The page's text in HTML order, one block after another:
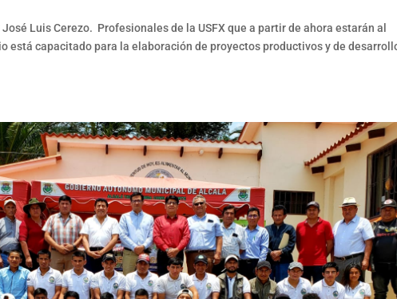
Luis Cerezo. Profesionales de la USFX que a partir de ahora estarán al
está capacitado para la elaboración de proyectos productivos y de